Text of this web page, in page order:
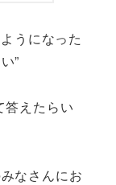
うになった
”
答えたらい
なさんにお